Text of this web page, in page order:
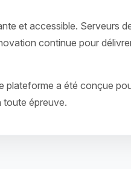
et accessible. Serveurs
continue pour
plateforme a été conçue
toute épreuve.